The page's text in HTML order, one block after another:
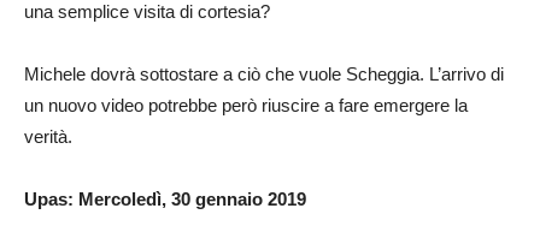
una semplice visita di cortesia?
Michele dovrà sottostare a ciò che vuole Scheggia. L’arrivo di
un nuovo video potrebbe però riuscire a fare emergere la
verità.
Upas: Mercoledì, 30 gennaio 2019